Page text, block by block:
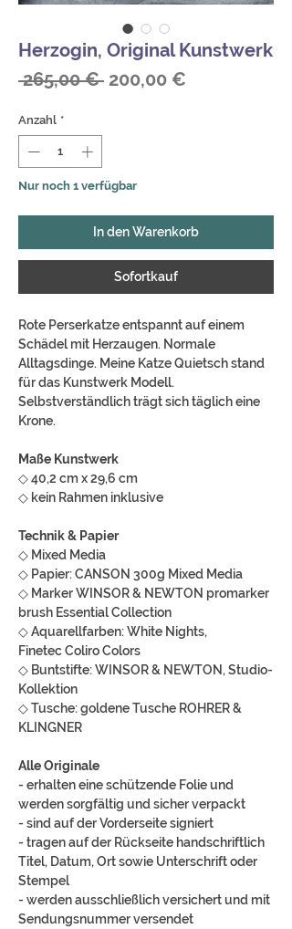
Herzogin, Original Kunstwerk
265,00 € Standardpreis
200,00 €
Anzahl *
Nur noch 1 verfügbar
In den Warenkorb
Sofortkauf
Rote Perserkatze entspannt auf einem
Schädel mit Herzaugen. Normale
Alltagsdinge. Meine Katze Quietsch stand
für das Kunstwerk Modell.
Selbstverständlich trägt sich täglich eine
Krone.
Maße Kunstwerk
◇ 40,2 cm x 29,6 cm
◇ kein Rahmen inklusive
Technik & Papier
◇ Mixed Media
◇ Papier: CANSON 300g Mixed Media
◇ Marker WINSOR & NEWTON promarker
brush Essential Collection
◇ Aquarellfarben: White Nights,
Finetec Coliro Colors
◇ Buntstifte: WINSOR & NEWTON, Studio-
Kollektion
◇ Tusche: goldene Tusche ROHRER &
KLINGNER
Alle Originale
- erhalten eine schützende Folie und
werden sorgfältig und sicher verpackt
- sind auf der Vorderseite signiert
- tragen auf der Rückseite handschriftlich
Titel, Datum, Ort sowie Unterschrift oder
Stempel
- werden ausschließlich versichert und mit
Sendungsnummer versendet